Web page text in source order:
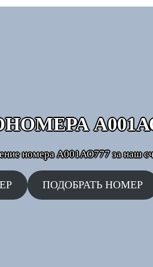
номера А001АО777 за наш
ПОДОБРАТЬ НОМЕР